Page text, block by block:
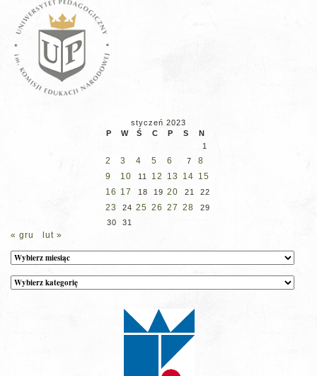
styczeń 2023
P
W Ś C P S
N
1
2 3 4 5 6 7
8
9
10 11 12 13 14 15
16 17 18 19 20 21 22
23 24 25 26 27 28
29
30
31
« gru lut »
Archiwum
Kategorie
wpisów